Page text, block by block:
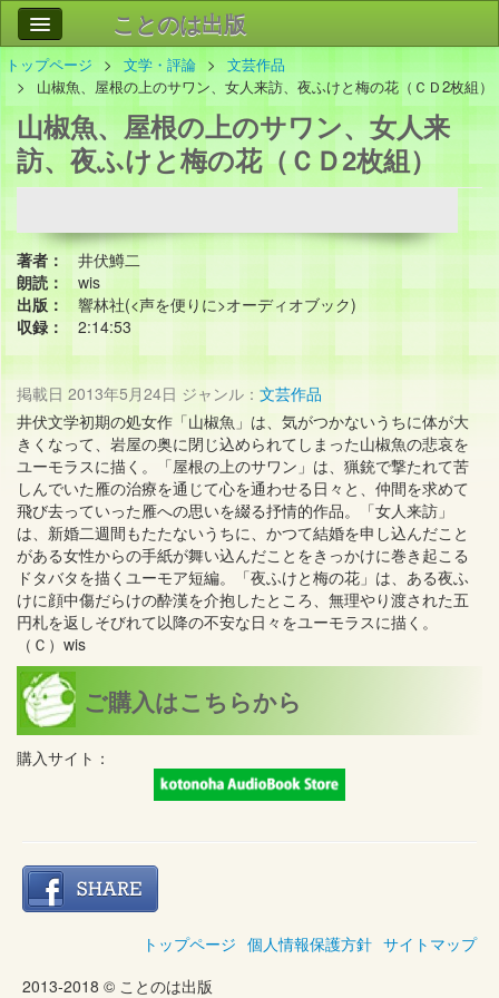
ことのは出版
作品
事業案内
会社情報
お問い合わせ
トップページ 文学・評論
文芸作品
山椒魚、屋根の上のサワン、女人来訪、夜ふけと梅の花（ＣＤ2枚組）
山椒魚、屋根の上のサワン、女人来
訪、夜ふけと梅の花（ＣＤ2枚組）
著者：
井伏鱒二
朗読：
wis
出版：
響林社(<声を便りに>オーディオブック)
収録：
2:14:53
掲載日 2013年5月24日 ジャンル： 文芸作品
井伏文学初期の処女作「山椒魚」は、気がつかないうちに体が大
きくなって、岩屋の奥に閉じ込められてしまった山椒魚の悲哀を
ユーモラスに描く。「屋根の上のサワン」は、猟銃で撃たれて苦
しんでいた雁の治療を通じて心を通わせる日々と、仲間を求めて
飛び去っていった雁への思いを綴る抒情的作品。「女人来訪」
は、新婚二週間もたたないうちに、かつて結婚を申し込んだこと
がある女性からの手紙が舞い込んだことをきっかけに巻き起こる
ドタバタを描くユーモア短編。「夜ふけと梅の花」は、ある夜ふ
けに顔中傷だらけの酔漢を介抱したところ、無理やり渡された五
円札を返しそびれて以降の不安な日々をユーモラスに描く。
（Ｃ）wis
ご購入はこちらから
購入サイト：
トップページ 個人情報保護方針 サイトマップ
2013-2018 © ことのは出版